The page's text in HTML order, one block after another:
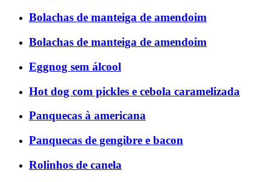
Bolachas de manteiga de amendoim
Bolachas de manteiga de amendoim
Eggnog sem álcool
Hot dog com pickles e cebola caramelizada
Panquecas à americana
Panquecas de gengibre e bacon
Rolinhos de canela